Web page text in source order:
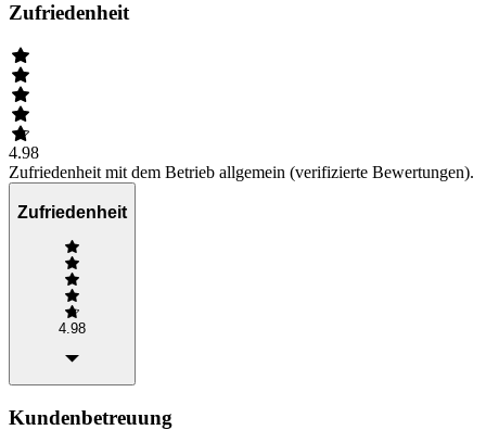
Zufriedenheit
4.98
Zufriedenheit mit dem Betrieb allgemein (verifizierte Bewertungen).
Zufriedenheit
4.98
Kundenbetreuung